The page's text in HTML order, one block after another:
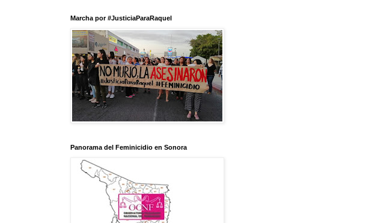
Marcha por #JusticiaParaRaquel
Panorama del Feminicidio en Sonora